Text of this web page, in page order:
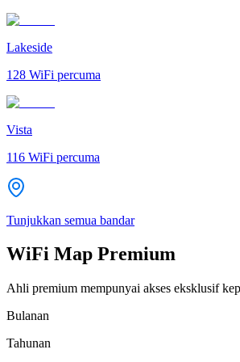
Lakeside
128 WiFi percuma
Vista
116 WiFi percuma
Tunjukkan semua bandar
WiFi Map Premium
Ahli premium mempunyai akses eksklusif
Bulanan
Tahunan